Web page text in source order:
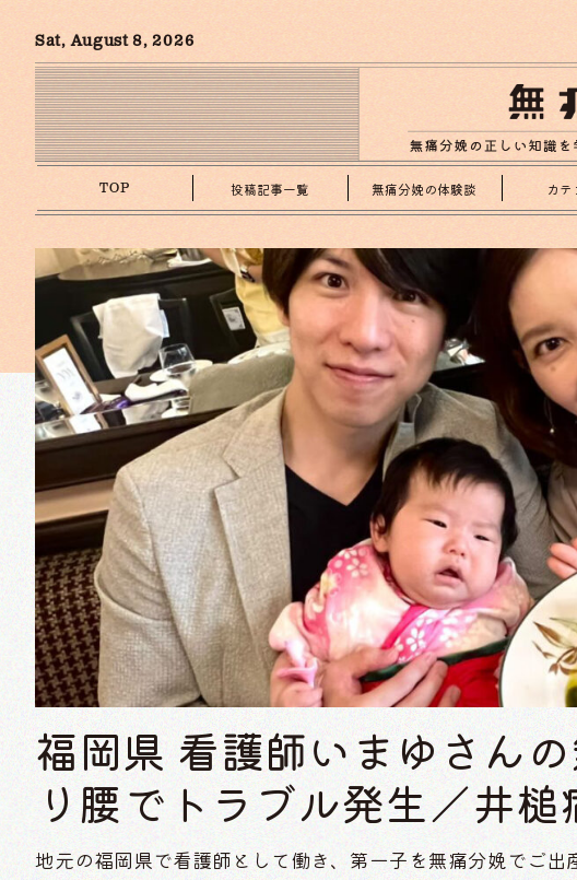
Sat, August 8, 2026
TOP 投稿記事一覧 無痛分娩の体験談 カテ
福岡県 看護師いまゆさん
り腰でトラブル発生／井槌
地元の福岡県で看護師として働き、第一子を無痛分娩でご